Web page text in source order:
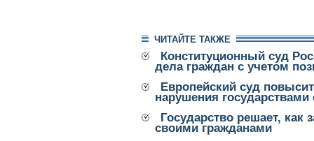
ЧИТАЙТЕ ТАКЖЕ
Конституционный суд
дела граждан с учетом
Европейский суд
нарушения
Государство решает, как
своими гражданами